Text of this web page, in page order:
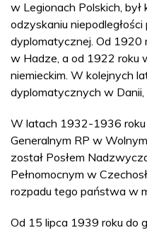
w Legionach Polskich, był
odzyskaniu
dyplomatycznej. Od 1920
w Hadze, a od 1922 roku
niemieckim. W kolejnych
dyplomatycznych w Danii,
W latach 1932-1936 roku
Generalnym RP w
został Posłem
Pełnomocnym w
rozpadu tego państwa w
Od 15 lipca 1939 roku do